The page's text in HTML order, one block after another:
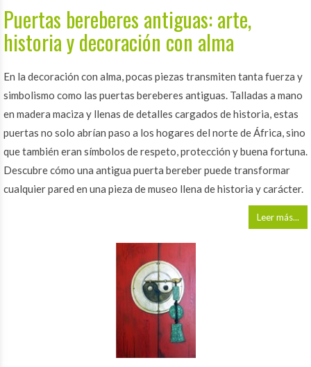
Puertas bereberes antiguas: arte,
historia y decoración con alma
En la decoración con alma, pocas piezas transmiten tanta fuerza y
simbolismo como las puertas bereberes antiguas. Talladas a mano
en madera maciza y llenas de detalles cargados de historia, estas
puertas no solo abrían paso a los hogares del norte de África, sino
que también eran símbolos de respeto, protección y buena fortuna.
Descubre cómo una antigua puerta bereber puede transformar
cualquier pared en una pieza de museo llena de historia y carácter.
Leer más...